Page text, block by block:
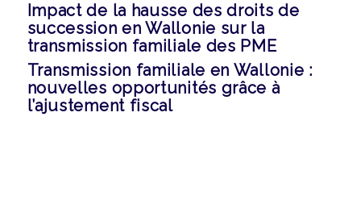
Impact de la hausse des droits de
succession en Wallonie sur la
transmission familiale des PME
Transmission familiale en Wallonie :
nouvelles opportunités grâce à
l’ajustement fiscal